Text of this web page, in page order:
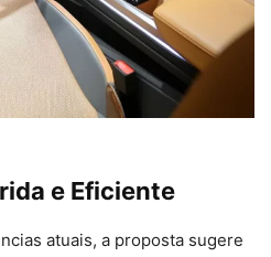
e Eficiente
atuais, a proposta sugere